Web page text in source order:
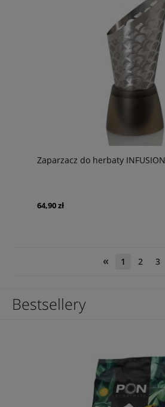
Zaparzacz do herbaty INFUSION
64,90 zł
« 1 2 3
Bestsellery